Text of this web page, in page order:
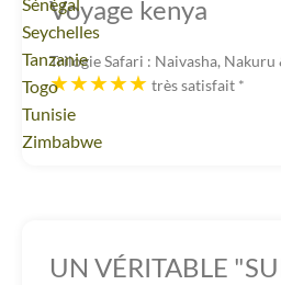
Voyage
Sénégal
Voyage
Seychelles
Voyage
Tanzanie
Voyage
Togo
Voyage
Tunisie
Voyage
Zimbabwe
Voyage kenya
Trilogie Safari : Naivasha, Nakuru
très satisfait *
UN VÉRITABLE